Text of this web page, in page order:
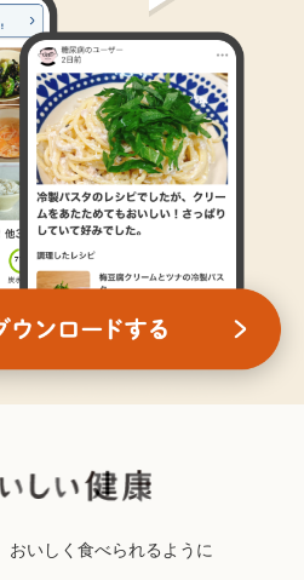
おいしく食べられるように